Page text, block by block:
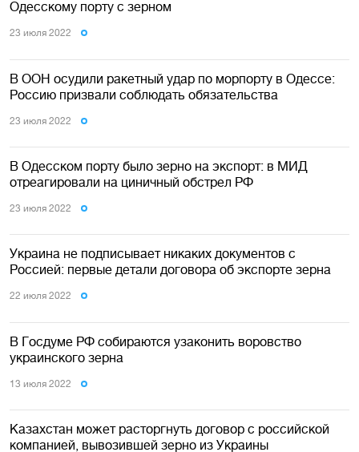
Одесскому порту с зерном
23 июля 2022
В ООН осудили ракетный удар по морпорту в Одессе:
Россию призвали соблюдать обязательства
23 июля 2022
В Одесском порту было зерно на экспорт: в МИД
отреагировали на циничный обстрел РФ
23 июля 2022
Украина не подписывает никаких документов с
Россией: первые детали договора об экспорте зерна
22 июля 2022
В Госдуме РФ собираются узаконить воровство
украинского зерна
13 июля 2022
Казахстан может расторгнуть договор с российской
компанией, вывозившей зерно из Украины